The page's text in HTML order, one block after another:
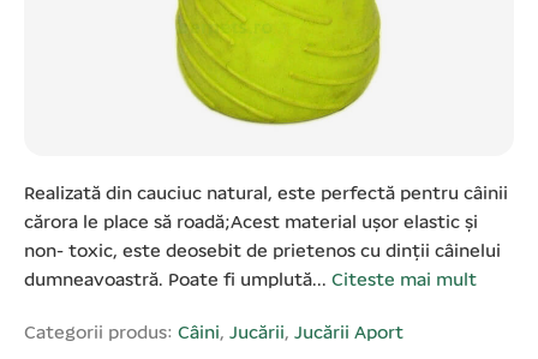
Realizată din cauciuc natural, este perfectă pentru câinii
cărora le place să roadă;Acest material ușor elastic şi
non- toxic, este deosebit de prietenos cu dinții câinelui
dumneavoastră. Poate fi umplută... Citeste mai mult
Categorii produs: Câini, Jucării, Jucării Aport